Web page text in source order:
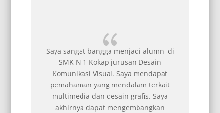
menjadi alumni di
Saya mendapat
terkait
grafis. Saya
{
Bangga jadi alumni SMK Negeri 1
Sekarang saya bisa menekuni minat
di dunia batik di Toto Titi Batik
Progo. Pesan saya, jangan
berhenti belajar, karena hidup
pernah berhenti mengajarkan